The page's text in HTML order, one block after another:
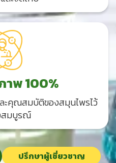
พ 100%
ะคุณสมบัติของสมุนไพรไว้
สมบูรณ์
ปรึกษาผู้เชี่ยวชาญ